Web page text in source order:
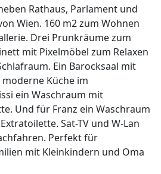
Rathaus, Parlament und
Wien. 160 m2 zum Wohnen
Drei Prunkräume zum
mit Pixelmöbel zum Relaxen
Ein Barocksaal mit
Küche im
ein Waschraum mit
Und für Franz ein Waschraum
Sat-TV und W-Lan
Perfekt für
mit Kleinkindern und Oma